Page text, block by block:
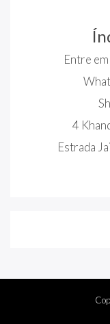
Entre
4
Estrada